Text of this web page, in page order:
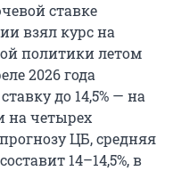
ставке
взял курс на
политики летом
2026 года
до 14,5% — на
на четырех
ЦБ, средняя
14–14,5%, в